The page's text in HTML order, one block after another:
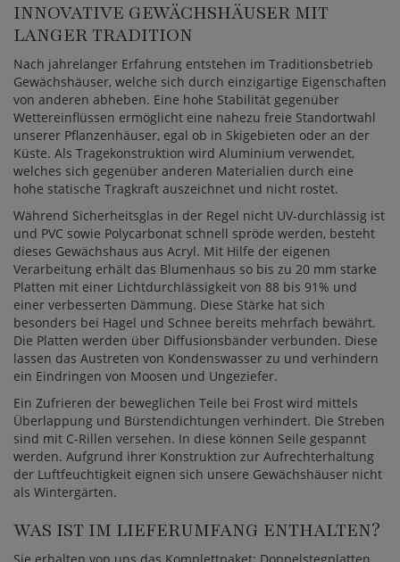
INNOVATIVE GEWÄCHSHÄUSER MIT
LANGER TRADITION
Nach jahrelanger Erfahrung entstehen im Traditionsbetrieb
Gewächshäuser, welche sich durch einzigartige Eigenschaften
von anderen abheben. Eine hohe Stabilität gegenüber
Wettereinflüssen ermöglicht eine nahezu freie Standortwahl
unserer Pflanzenhäuser, egal ob in Skigebieten oder an der
Küste. Als Tragekonstruktion wird Aluminium verwendet,
welches sich gegenüber anderen Materialien durch eine
hohe statische Tragkraft auszeichnet und nicht rostet.
Während Sicherheitsglas in der Regel nicht UV-durchlässig ist
und PVC sowie Polycarbonat schnell spröde werden, besteht
dieses Gewächshaus aus Acryl. Mit Hilfe der eigenen
Verarbeitung erhält das Blumenhaus so bis zu 20 mm starke
Platten mit einer Lichtdurchlässigkeit von 88 bis 91% und
einer verbesserten Dämmung. Diese Stärke hat sich
besonders bei Hagel und Schnee bereits mehrfach bewährt.
Die Platten werden über Diffusionsbänder verbunden. Diese
lassen das Austreten von Kondenswasser zu und verhindern
ein Eindringen von Moosen und Ungeziefer.
Ein Zufrieren der beweglichen Teile bei Frost wird mittels
Überlappung und Bürstendichtungen verhindert. Die Streben
sind mit C-Rillen versehen. In diese können Seile gespannt
werden. Aufgrund ihrer Konstruktion zur Aufrechterhaltung
der Luftfeuchtigkeit eignen sich unsere Gewächshäuser nicht
als Wintergärten.
WAS IST IM LIEFERUMFANG ENTHALTEN?